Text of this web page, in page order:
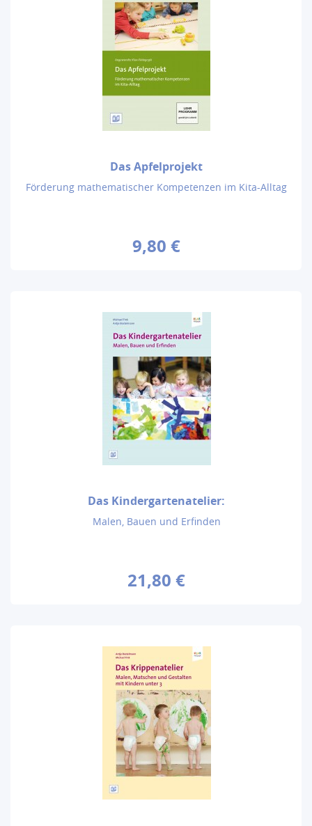
Das Apfelprojekt
Förderung mathematischer Kompetenzen im Kita-Alltag
9,80 €
Das Kindergartenatelier:
Malen, Bauen und Erfinden
21,80 €